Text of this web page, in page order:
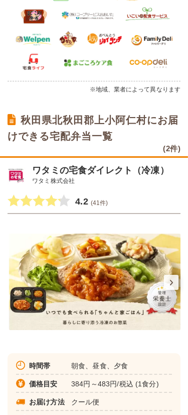
※地域、業者によって異なります
秋田県北秋田郡上小阿仁村にお届
けできる宅配弁当一覧
(2件)
ワタミの宅食ダイレクト（冷凍）
ワタミ株式会社
4.2 (41件)
時間帯 朝食、昼食、夕食
価格目安 384円～483円/税込 (1食分)
お届け方法 クール便